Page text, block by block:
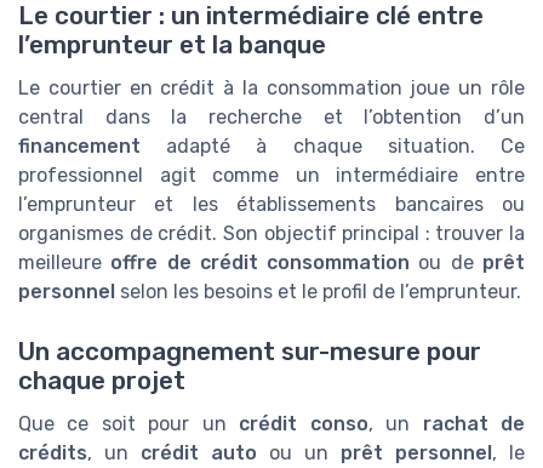
Le courtier : un intermédiaire clé entre
l’emprunteur et la banque
Le courtier en crédit à la consommation joue un rôle
central dans la recherche et l’obtention d’un
financement adapté à chaque situation. Ce
professionnel agit comme un intermédiaire entre
l’emprunteur et les établissements bancaires ou
organismes de crédit. Son objectif principal : trouver la
meilleure offre de crédit consommation ou de prêt
personnel selon les besoins et le profil de l’emprunteur.
Un accompagnement sur-mesure pour
chaque projet
Que ce soit pour un crédit conso, un rachat de
crédits, un crédit auto ou un prêt personnel, le